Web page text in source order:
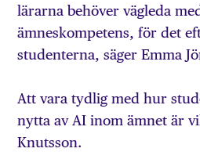
lärarna behöver vägleda
ämneskompetens, för det
studenterna, säger Emma
Att vara tydlig med hur
nytta av AI inom ämnet är
Knutsson.